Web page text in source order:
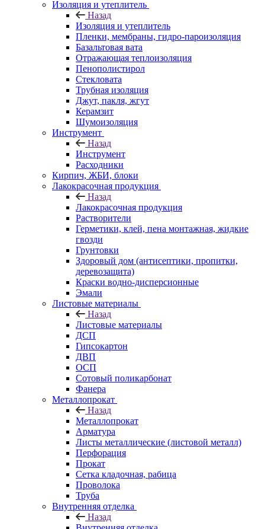
Изоляция и утеплитель
Назад
Изоляция и утеплитель
Пленки, мембраны, гидро-пароизоляция
Базальтовая вата
Отражающая теплоизоляция
Пенополистирол
Стекловата
Трубная изоляция
Джут, пакля, жгут
Керамзит
Шумоизоляция
Инструмент
Назад
Инструмент
Расходники
Кирпич, ЖБИ, блоки
Лакокрасочная продукция
Назад
Лакокрасочная продукция
Растворители
Герметики, клей, пена монтажная, жидкие
гвозди
Грунтовки
Здоровый дом (антисептики, пропитки,
деревозащита)
Краски водно-дисперсионные
Эмали
Листовые материалы
Назад
Листовые материалы
ДСП
Гипсокартон
ДВП
ОСП
Сотовый поликарбонат
Фанера
Металлопрокат
Назад
Металлопрокат
Арматура
Листы металлические (листовой металл)
Перфорация
Прокат
Сетка кладочная, рабица
Проволока
Труба
Внутренняя отделка
Назад